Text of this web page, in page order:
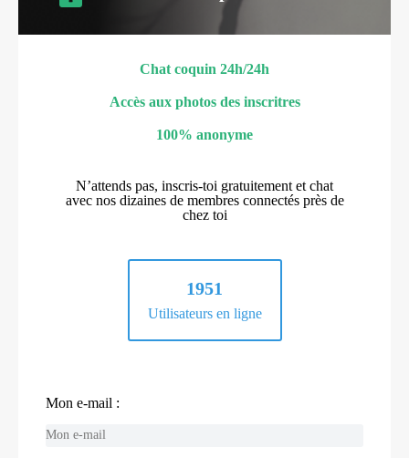
Chat coquin 24h/24h
Accès aux photos des inscritres
100% anonyme
N’attends pas, inscris-toi gratuitement et chat
avec nos dizaines de membres connectés près de
chez toi
1951
Utilisateurs en ligne
Mon e-mail :